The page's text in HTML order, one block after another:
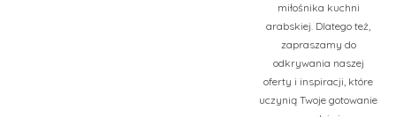
miłośnika kuchni
arabskiej. Dlatego też,
zapraszamy do
odkrywania naszej
oferty i inspiracji, które
uczynią Twoje gotowanie